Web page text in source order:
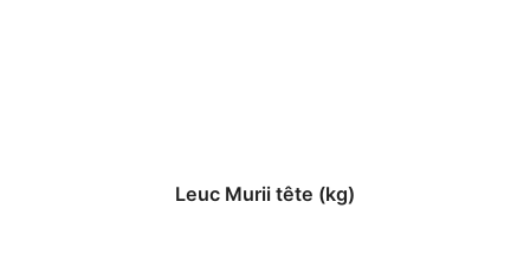
Leuc Murii tête (kg)